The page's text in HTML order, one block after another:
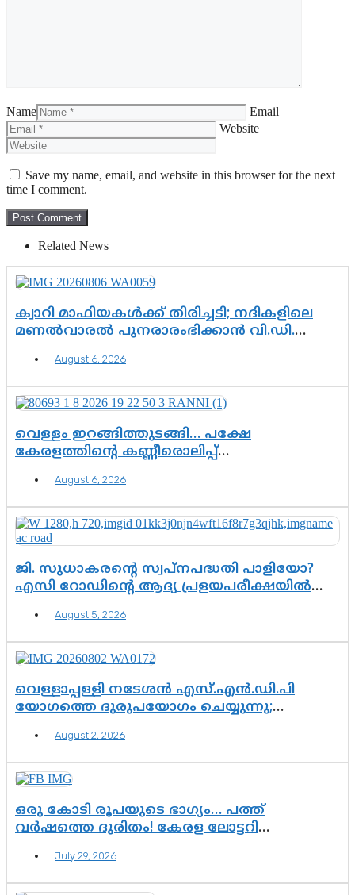
Name
Email
Website
Save my name, email, and website in this browser for the next
time I comment.
Related News
ക്വാറി മാഫിയകൾക്ക് തിരിച്ചടി; നദികളിലെ
മണൽവാരൽ പുനരാരംഭിക്കാൻ വി.ഡി.
August 6, 2026
വെള്ളം ഇറങ്ങിത്തുടങ്ങി… പക്ഷേ
കേരളത്തിന്റെ കണ്ണീരൊലിപ്പ്
August 6, 2026
ജി. സുധാകരന്റെ സ്വപ്നപദ്ധതി പാളിയോ?
എസി റോഡിന്റെ ആദ്യ പ്രളയപരീക്ഷയിൽ
August 5, 2026
വെള്ളാപ്പള്ളി നടേശൻ എസ്.എൻ.ഡി.പി
യോഗത്തെ ദുരുപയോഗം ചെയ്യുന്നു;
വിഷവിത്ത്: ഗോകുലം ഗോപാലൻ
August 2, 2026
ഒരു കോടി രൂപയുടെ ഭാഗ്യം… പത്ത്
വർഷത്തെ ദുരിതം! കേരള ലോട്ടറി
പോരാട്ടംJuly 29, 2026